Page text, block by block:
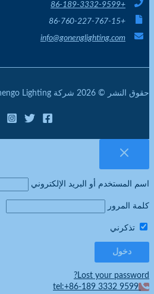
+86-189-3332-9599
+86-760-227-767-15
info@gonenglighting.com
حقوق النشر © 2026 شركة Gonengo Lighting. جميع الحقوق محفوظة.
اسم المستخدم أو البريد الإلكتروني
كلمة المرور
تذكرني
Lost your password?
tel:+86-189 3332 9599